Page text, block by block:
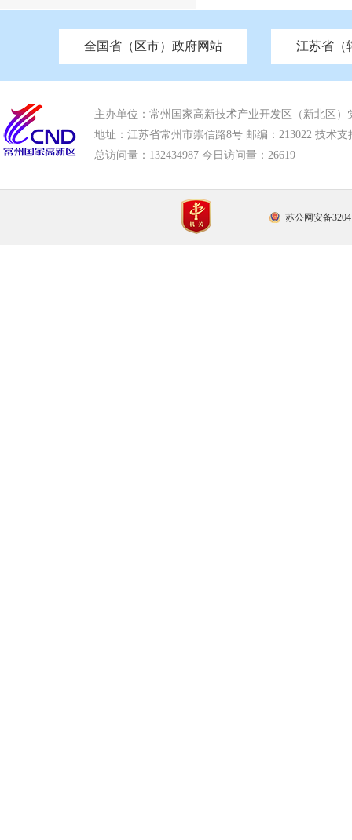
全国省（区市）政府网站
北京 天津 重庆 河南 河北 山西
江苏省（
中国江苏 南京市政府 苏州市政府 无锡
市发改委 市工信局 市教育局 市科技局 市
市应急管理局 市审计局 市外事办 市生态
主办单位：常州国家高新技术产业开发区（新北区）
地址：江苏省常州市崇信路8号 邮编：213022 技术支
总访问量： 132434987 今日访问量： 26619
苏公网安备